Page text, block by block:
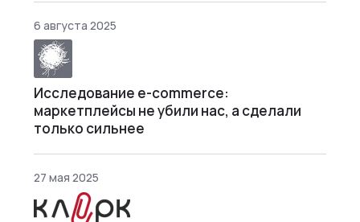
6 августа 2025
Исследование e-commerce:
маркетплейсы не убили нас, а сделали
только сильнее
27 мая 2025